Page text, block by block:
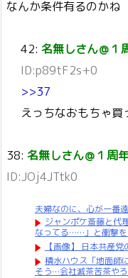
なんか条件有るのかね
42: 名無しさん＠１
ID:p89tF2s+0
>>37
えっちなおもちゃ
38: 名無しさん＠１周
ID:JOj4JTtk0
夫婦なのに、心が一番
ジャンポケ斎藤と代
なってる……」と衝撃
【画像】 日本共産
積水ハウス「地面師
そう…会社滅茶苦茶やろ